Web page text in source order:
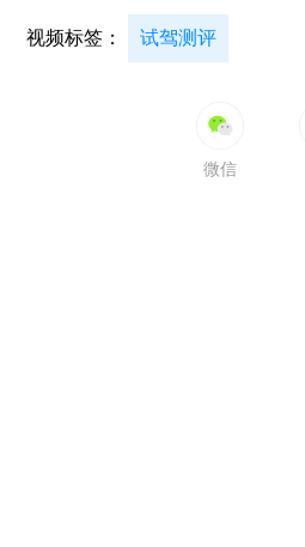
视频标签： 试驾测评
微信